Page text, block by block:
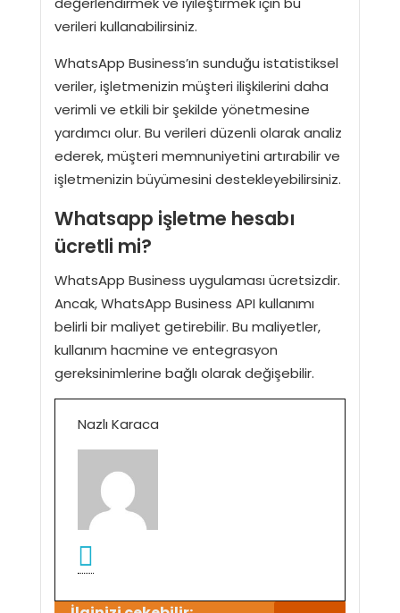
verileri kullanabilirsiniz.
WhatsApp Business’ın sunduğu istatistiksel
veriler, işletmenizin müşteri ilişkilerini daha
verimli ve etkili bir şekilde yönetmesine
yardımcı olur. Bu verileri düzenli olarak analiz
ederek, müşteri memnuniyetini artırabilir ve
işletmenizin büyümesini destekleyebilirsiniz.
Whatsapp işletme hesabı
ücretli mi?
WhatsApp Business uygulaması ücretsizdir.
Ancak, WhatsApp Business API kullanımı
belirli bir maliyet getirebilir. Bu maliyetler,
kullanım hacmine ve entegrasyon
gereksinimlerine bağlı olarak değişebilir.
Nazlı Karaca